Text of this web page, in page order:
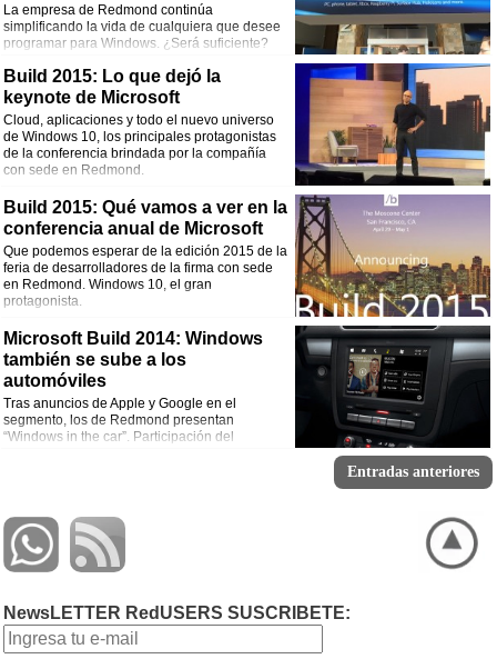
La empresa de Redmond continúa
simplificando la vida de cualquiera que desee
programar para Windows. ¿Será suficiente?
Build 2015: Lo que dejó la
keynote de Microsoft
Cloud, aplicaciones y todo el nuevo universo
de Windows 10, los principales protagonistas
de la conferencia brindada por la compañía
con sede en Redmond.
Build 2015: Qué vamos a ver en la
conferencia anual de Microsoft
Que podemos esperar de la edición 2015 de la
feria de desarrolladores de la firma con sede
en Redmond. Windows 10, el gran
protagonista.
Microsoft Build 2014: Windows
también se sube a los
automóviles
Tras anuncios de Apple y Google en el
segmento, los de Redmond presentan
“Windows in the car”. Participación del
UI. Volkswagen, Toyota y Citroën, entre otras, podrían sumarse a la iniciativa.
Entradas anteriores
NewsLETTER RedUSERS SUSCRIBETE: